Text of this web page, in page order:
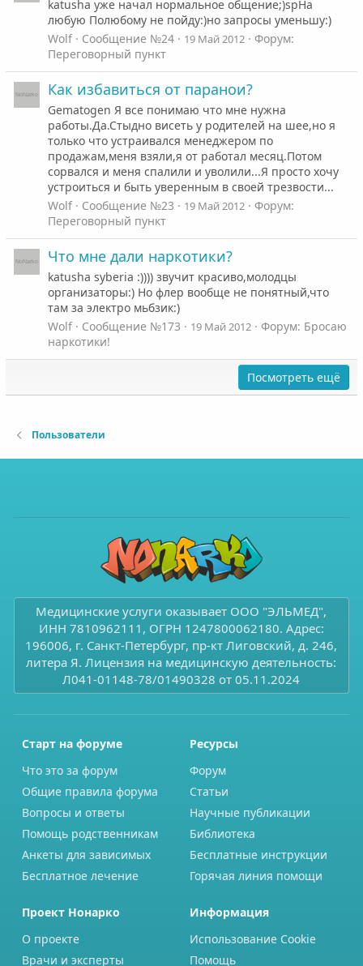
katusha уже начал нормальное общение;)spНа
любую Полюбому не пойду:)но запросы уменьшу:)
Wolf
Сообщение №24 19 Май 2012
Форум:
Переговорный пункт
Как избавиться от паранои?
Gematogen Я все понимаю что мне нужна
работы.Да.Стыдно висеть у родителей на шее,но я
только что устраивался менеджером по
продажам,меня взяли,я от работал месяц.Потом
сорвался и меня спалили и уволили...Я просто хочу
устроиться и быть уверенным в своей трезвости...
Wolf
Сообщение №23 19 Май 2012
Форум:
Переговорный пункт
Что мне дали наркотики?
katusha syberia :)))) звучит красиво,молодцы
организаторы:) Но флер вообще не понятный,что
там за электро мьбзик:)
Wolf
Сообщение №173 19 Май 2012 Форум: Бросаю
наркотики!
Посмотреть ещё
Пользователи
Медицинские услуги оказывает ООО "ЭЛЬМЕД",
ИНН 7810962111, ОГРН 1247800062180. Адрес:
196006, г. Санкт-Петербург, пр-кт Лиговский, д. 246,
литера Я. Лицензия на медицинскую деятельность:
Л041-01148-78/01490328 от 05.11.2024
Старт на форуме
Что это за форум
Общие правила форума
Вопросы и ответы
Помощь родственникам
Анкеты для зависимых
Бесплатное лечение
Ресурсы
Форум
Статьи
Научные публикации
Библиотека
Бесплатные инструкции
Горячая линия помощи
Проект Нонарко
О проекте
Врачи и эксперты
Информация
Использование Cookie
Помощь